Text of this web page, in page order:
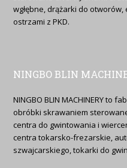
wgłębne, drążarki do
ostrzami z PKD.
NINGBO BLIN
NINGBO BLIN MACHINERY to
obróbki skrawaniem
centra do gwintowania i
centra tokarsko-frezarskie,
szwajcarskiego, tokarki do